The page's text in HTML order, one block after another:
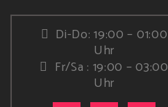
Di-Do: 19:00 – 01:00
Uhr
Fr/Sa : 19:00 – 03:00
Uhr